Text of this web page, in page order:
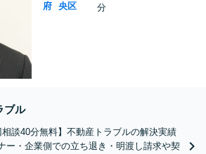
府
央区
分
ブル
相談40分無料】不動産トラブルの解決実績
ー・企業側での立ち退き・明渡し請求や契